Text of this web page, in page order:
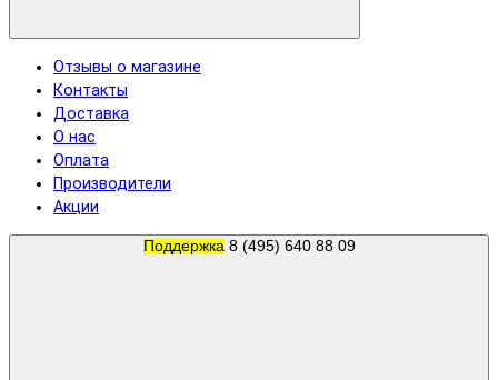
Отзывы о магазине
Контакты
Доставка
О нас
Оплата
Производители
Акции
Поддержка 8 (495) 640 88 09